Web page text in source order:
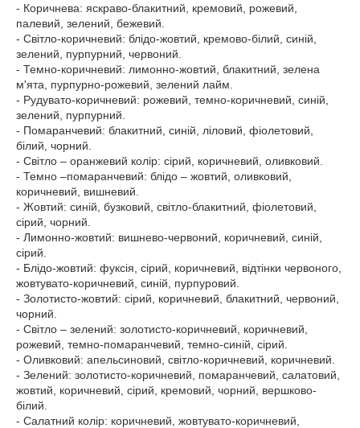
- Коричнева: яскраво-блакитний, кремовий, рожевий,
палевий, зелений, бежевий.
- Світло-коричневий: блідо-жовтий, кремово-білий, синій,
зелений, пурпурний, червоний.
- Темно-коричневий: лимонно-жовтий, блакитний, зелена
м'ята, пурпурно-рожевий, зелений лайм.
- Рудувато-коричневий: рожевий, темно-коричневий, синій,
зелений, пурпурний.
- Помаранчевий: блакитний, синій, ліловий, фіолетовий,
білий, чорний.
- Світло – оранжевий колір: сірий, коричневий, оливковий.
- Темно –помаранчевий: блідо – жовтий, оливковий,
коричневий, вишневий.
- Жовтий: синій, бузковий, світло-блакитний, фіолетовий,
сірий, чорний.
- Лимонно-жовтий: вишнево-червоний, коричневий, синій,
сірий.
- Блідо-жовтий: фуксія, сірий, коричневий, відтінки червоного,
жовтувато-коричневий, синій, пурпуровий.
- Золотисто-жовтий: сірий, коричневий, блакитний, червоний,
чорний.
- Світло – зелений: золотисто-коричневий, коричневий,
рожевий, темно-помаранчевий, темно-синій, сірий.
- Оливковий: апельсиновий, світло-коричневий, коричневий.
- Зелений: золотисто-коричневий, помаранчевий, салатовий,
жовтий, коричневий, сірий, кремовий, чорний, вершково-
білий.
- Салатний колір: коричневий, жовтувато-коричневий,